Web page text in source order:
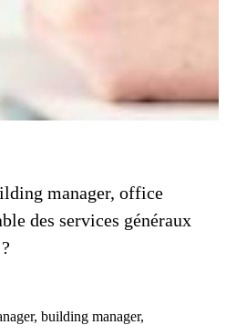
manager, office
des services généraux
building manager,